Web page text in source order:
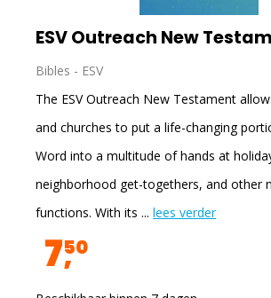
ESV Outreach New
Bibles - ESV
The ESV Outreach New Testament
and churches to put a life-changing
Word into a multitude of hands at
neighborhood get-togethers, and other
functions. With its ... lees verder
750